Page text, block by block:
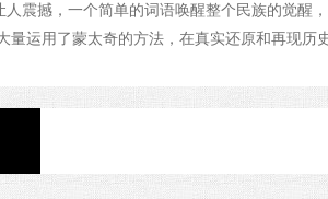
人震撼，一个简单的词语唤醒整个民族的觉
运用了蒙太奇的方法，在真实还原和再现历